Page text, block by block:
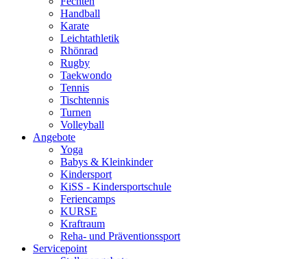
Handball
Karate
Leichtathletik
Rhönrad
Rugby
Taekwondo
Tennis
Tischtennis
Turnen
Volleyball
Angebote
Yoga
Babys & Kleinkinder
Kindersport
KiSS - Kindersportschule
Feriencamps
KURSE
Kraftraum
Reha- und Präventionssport
Servicepoint